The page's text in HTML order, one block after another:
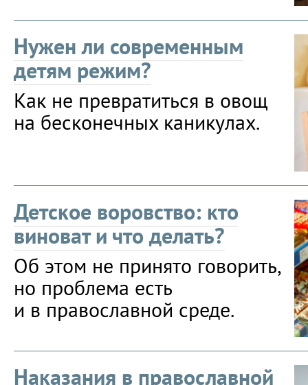
Нужен ли современным
детям режим?
Как не превратиться в овощ
на бесконечных каникулах.
Детское воровство: кто
виноват и что делать?
Об этом не принято говорить,
но проблема есть
и в православной среде.
Наказания в православной